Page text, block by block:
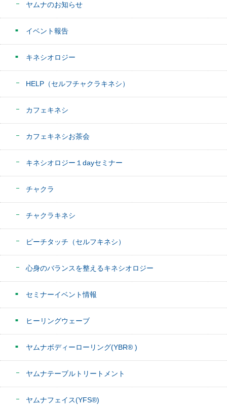
ヤムナのお知らせ
イベント報告
キネシオロジー
HELP（セルフチャクラキネシ）
カフェキネシ
カフェキネシお茶会
キネシオロジー１dayセミナー
チャクラ
チャクラキネシ
ピーチタッチ（セルフキネシ）
心身のバランスを整えるキネシオロジー
セミナーイベント情報
ヒーリングウェーブ
ヤムナボディーローリング(YBR® )
ヤムナテーブルトリートメント
ヤムナフェイス(YFS®)